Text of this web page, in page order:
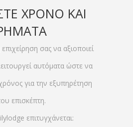
ΧΡΟΝΟ ΚΑΙ
σας να αξιοποιεί
αυτόματα ώστε να
για την εξυπηρέτηση
επισκέπτη.
επιτυγχάνεται: